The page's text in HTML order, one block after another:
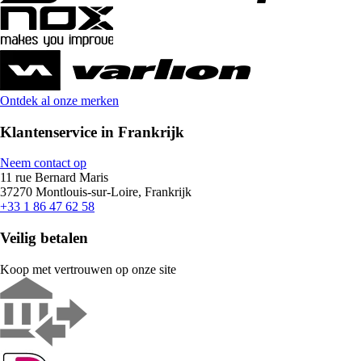
Ontdek al onze merken
Klantenservice in Frankrijk
Neem contact op
11 rue Bernard Maris
37270 Montlouis-sur-Loire, Frankrijk
+33 1 86 47 62 58
Veilig betalen
Koop met vertrouwen op onze site